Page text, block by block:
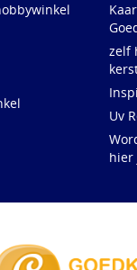
zelf
Uv
hier